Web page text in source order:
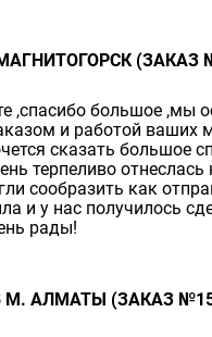
(ЗАКАЗ
,спасибо большое ,мы
и работой ваших
сказать большое
терпеливо
сообразить как
и у нас получилось
рады!
М. АЛМАТЫ (ЗАКАЗ